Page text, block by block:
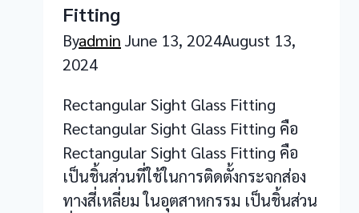
Fitting
Byadmin June 13, 2024August 13,
2024
Rectangular Sight Glass Fitting
Rectangular Sight Glass Fitting คือ
Rectangular Sight Glass Fitting คือ
เป็นชิ้นส่วนที่ใช้ในการติดตั้งกระจกส่อง
ทางสี่เหลี่ยม ในอุตสาหกรรม เป็นชิ้นส่วน